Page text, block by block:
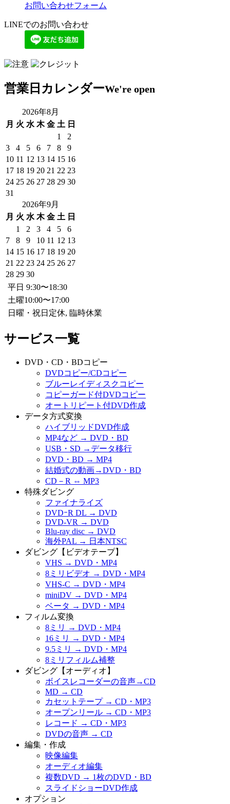
お問い合わせフォーム
LINEでのお問い合わせ
営業日カレンダーWe're open
2026年8月
月 火 水 木 金 土 日
1
2
3
4 5 6 7 8
9
10 11 12 13 14 15 16
17 18 19 20 21 22 23
24 25 26 27 28 29 30
31
2026年9月
月 火 水 木 金 土 日
1
2 3 4 5
6
7
8 9 10 11 12 13
14 15 16 17 18 19 20
21 22 23 24 25 26 27
28 29 30
平日 9:30〜18:30
土曜10:00〜17:00
日曜・祝日定休, 臨時休業
サービス一覧
DVD・CD・BDコピー
DVDコピー/CDコピー
ブルーレイディスクコピー
コピーガード付DVDコピー
オートリピート付DVD作成
データ方式変換
ハイブリッドDVD作成
MP4など → DVD・BD
USB・SD →データ移行
DVD・BD → MP4
結婚式の動画→DVD・BD
CD－R ⇔ MP3
特殊ダビング
ファイナライズ
DVDｰR DL → DVD
DVD-VR → DVD
Blu-ray disc → DVD
海外PAL → 日本NTSC
ダビング【ビデオテープ】
VHS → DVD・MP4
8ミリビデオ → DVD・MP4
VHS-C → DVD・MP4
miniDV → DVD・MP4
ベータ → DVD・MP4
フィルム変換
8ミリ → DVD・MP4
16ミリ → DVD・MP4
9.5ミリ → DVD・MP4
8ミリフィルム補整
ダビング【オーディオ】
ボイスレコーダーの音声→CD
MD → CD
カセットテープ → CD・MP3
オープンリール → CD・MP3
レコード → CD・MP3
DVDの音声 → CD
編集・作成
映像編集
オーディオ編集
複数DVD → 1枚のDVD・BD
スライドショーDVD作成
オプション